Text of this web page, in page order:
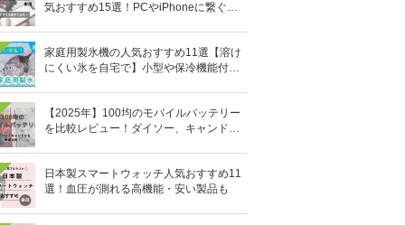
気おすすめ15選！PCやiPhoneに繋ぐ有
家庭用製氷機の人気おすすめ11選【溶け
にくい氷を自宅で】小型や保冷機能付き
【2025年】100均のモバイルバッテリー
を比較レビュー！ダイソー、キャンドゥ
日本製スマートウォッチ人気おすすめ11
選！血圧が測れる高機能・安い製品も